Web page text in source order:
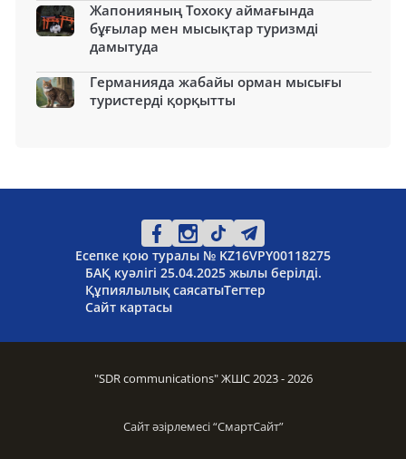
Жапонияның Тохоку аймағында
бұғылар мен мысықтар туризмді
дамытуда
Германияда жабайы орман мысығы
туристерді қорқытты
Есепке қою туралы № KZ16VPY00118275
БАҚ куәлігі 25.04.2025 жылы берілді.
Құпиялылық саясатыТегтер
Сайт картасы
"SDR communications" ЖШС 2023 - 2026
Сайт әзірлемесі “СмартСайт”